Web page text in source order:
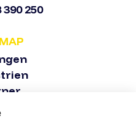
390 250